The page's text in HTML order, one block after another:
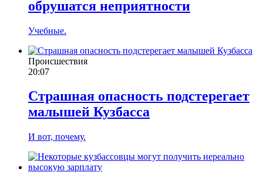
обрушатся неприятности
Учебные.
Происшествия
20:07
Страшная опасность подстерегает
малышей Кузбасса
И вот, почему.